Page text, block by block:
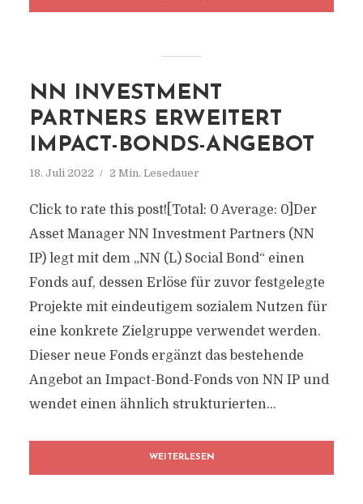
NN INVESTMENT
PARTNERS ERWEITERT
IMPACT-BONDS-ANGEBOT
18. Juli 2022 2 Min. Lesedauer
Click to rate this post![Total: 0 Average: 0]Der
Asset Manager NN Investment Partners (NN
IP) legt mit dem „NN (L) Social Bond“ einen
Fonds auf, dessen Erlöse für zuvor festgelegte
Projekte mit eindeutigem sozialem Nutzen für
eine konkrete Zielgruppe verwendet werden.
Dieser neue Fonds ergänzt das bestehende
Angebot an Impact-Bond-Fonds von NN IP und
wendet einen ähnlich strukturierten...
WEITERLESEN